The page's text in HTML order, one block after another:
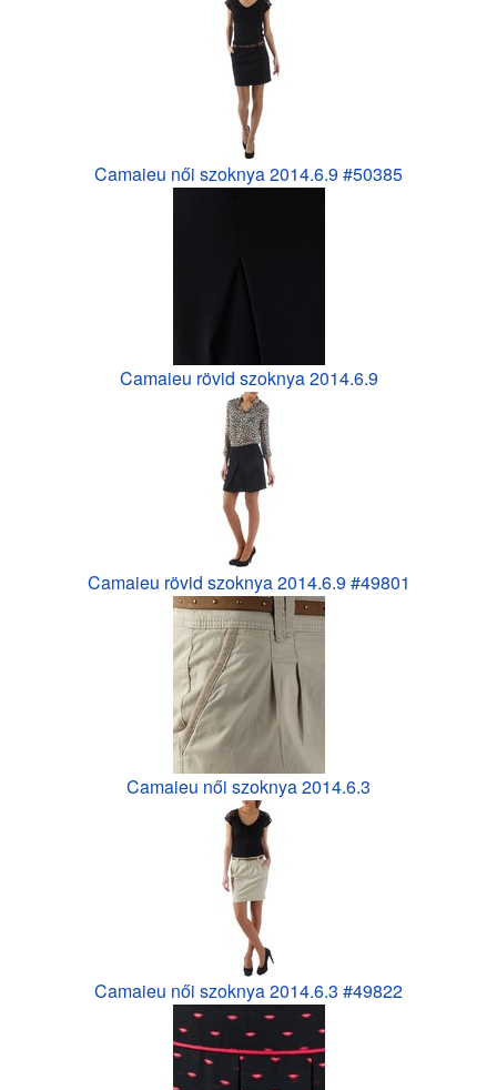
Camaieu női szoknya 2014.6.9 #50385
Camaieu rövid szoknya 2014.6.9
Camaieu rövid szoknya 2014.6.9 #49801
Camaieu női szoknya 2014.6.3
Camaieu női szoknya 2014.6.3 #49822